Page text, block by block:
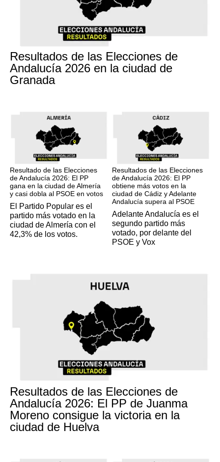
Resultados de las Elecciones de
Andalucía 2026 en la ciudad de
Granada
Resultado de las Elecciones
de Andalucía 2026: El PP
gana en la ciudad de Almería
y casi dobla al PSOE en votos
El Partido Popular es el
partido más votado en la
ciudad de Almería con el
42,3% de los votos.
Resultados de las Elecciones
de Andalucía 2026: El PP
obtiene más votos en la
ciudad de Cádiz y Adelante
Andalucía supera al PSOE
Adelante Andalucía es el
segundo partido más
votado, por delante del
PSOE y Vox
Resultados de las Elecciones de
Andalucía 2026: El PP de Juanma
Moreno consigue la victoria en la
ciudad de Huelva